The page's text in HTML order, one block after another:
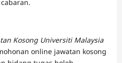
Kosong Universiti Malaysia
online jawatan kosong